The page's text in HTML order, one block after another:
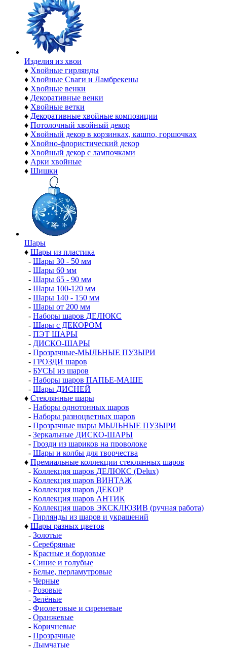
Изделия из хвои
♦ Хвойные гирлянды
♦ Хвойные Сваги и Ламбрекены
♦ Хвойные венки
♦ Декоративные венки
♦ Хвойные ветки
♦ Декоративные хвойные композиции
♦ Потолочный хвойный декор
♦ Хвойный декор в корзинках, кашпо, горшочках
♦ Хвойно-флористический декор
♦ Хвойный декор с лампочками
♦ Арки хвойные
♦ Шишки
Шары
♦ Шары из пластика
- Шары 30 - 50 мм
- Шары 60 мм
- Шары 65 - 90 мм
- Шары 100-120 мм
- Шары 140 - 150 мм
- Шары от 200 мм
- Наборы шаров ДЕЛЮКС
- Шары с ДЕКОРОМ
- ПЭТ ШАРЫ
- ДИСКО-ШАРЫ
- Прозрачные-МЫЛЬНЫЕ ПУЗЫРИ
- ГРОЗДИ шаров
- БУСЫ из шаров
- Наборы шаров ПАПЬЕ-МАШЕ
- Шары ДИСНЕЙ
♦ Стеклянные шары
- Наборы однотонных шаров
- Наборы разноцветных шаров
- Прозрачные шары МЫЛЬНЫЕ ПУЗЫРИ
- Зеркальные ДИСКО-ШАРЫ
- Грозди из шариков на проволоке
- Шары и колбы для творчества
♦ Премиальные коллекции стеклянных шаров
- Коллекция шаров ДЕЛЮКС (Delux)
- Коллекция шаров ВИНТАЖ
- Коллекция шаров ДЕКОР
- Коллекция шаров АНТИК
- Коллекция шаров ЭКСКЛЮЗИВ (ручная работа)
- Гирлянды из шаров и украшений
♦ Шары разных цветов
- Золотые
- Серебряные
- Красные и бордовые
- Синие и голубые
- Белые, перламутровые
- Черные
- Розовые
- Зелёные
- Фиолетовые и сиреневые
- Оранжевые
- Коричневые
- Прозрачные
- Дымчатые